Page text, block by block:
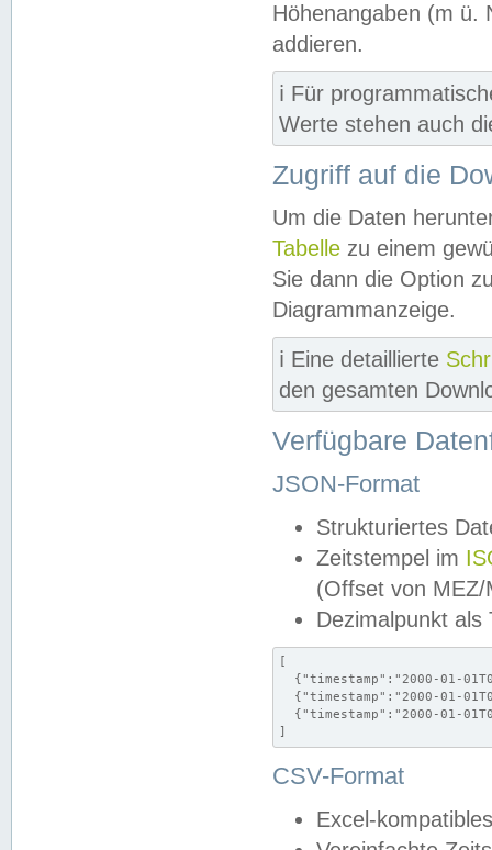
Höhenangaben (m ü.
addieren.
ℹ️ Für
Werte stehen auch
Zugriff auf die
Um die Daten
Tabelle zu einem
Sie dann die Option
Diagrammanzeige.
ℹ️ Eine detaillierte
den gesamten
Verfügbare
JSON-Format
Strukturiertes
Zeitstempel im
(Offset von MEZ/
Dezimalpunkt als
[
{"timestamp":"2000-01-
{"timestamp":"2000-01-
{"timestamp":"2000-01-
]
CSV-Format
Excel-